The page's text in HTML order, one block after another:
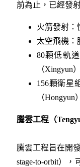
前為止，已經發
火箭發射：
太空飛機：
80顆低軌
（Xingyun）
156顆衛星
（Hongyun）
騰雲工程（
騰雲工程旨在開
stage-to-orbit）